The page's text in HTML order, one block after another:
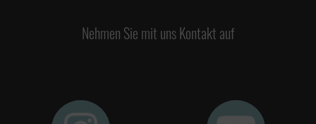
Nehmen Sie mit uns Kontakt auf